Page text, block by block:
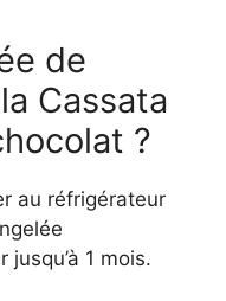
de
Cassata
?
au réfrigérateur
1 mois.